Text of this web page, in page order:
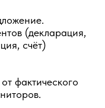
(декларация,
счёт)
фактического